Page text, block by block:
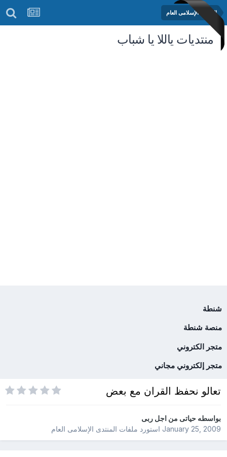
المنتدى الإسلامى العام
منتديات ياللا يا شباب
شنطة
منصة شنطة
متجر الكتروني
متجر إلكتروني مجاني
تعالو نحفظ القران مع بعض
بواسطهحياتى من اجل ربى
January 25, 2009استورد ملفات المنتدى الإسلامى العام